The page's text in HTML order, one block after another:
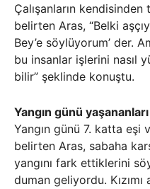
Çalışanların kendisinden
belirten Aras, “Belki
Bey’e söylüyorum’ der.
bu insanlar işlerini nasıl
bilir” şeklinde konuştu.
Yangın günü
Yangın günü 7. katta eşi
belirten Aras, sabaha
yangını fark ettiklerini
duman geliyordu.